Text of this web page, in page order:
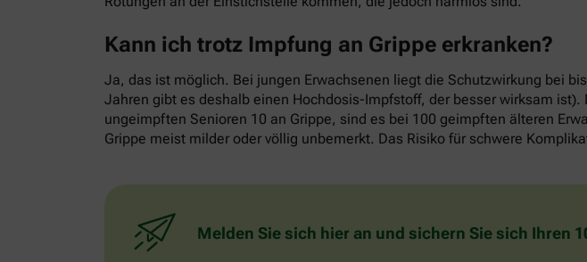
Kann ich trotz Impfung an Grippe erkranken?
Ja, das ist möglich. Bei jungen Erwachsenen liegt die Schutzwirkung bei
Jahren gibt es deshalb einen Hochdosis-Impfstoff, der besser wirksam
ungeimpften Senioren 10 an Grippe, sind es bei 100 geimpften älteren
Grippe meist milder oder völlig unbemerkt. Das Risiko für schwere
Melden Sie sich hier an und sichern Sie sich Ihren